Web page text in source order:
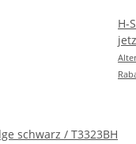
schwarz / T3323BH
H-